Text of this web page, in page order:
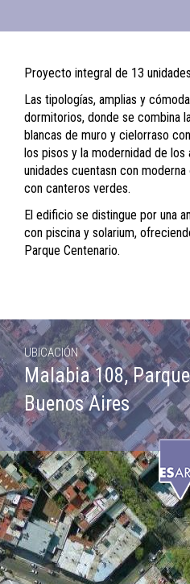
Proyecto integral de 13
Las tipologías, amplias y
dormitorios, donde se combina
blancas de muro y cielorraso
los pisos y la modernidad de
unidades cuentasn con
con canteros verdes.
El edificio se distingue por una
con piscina y solarium,
Parque Centenario.
UBICACIÓN
Malabia 108,
Buenos Aires